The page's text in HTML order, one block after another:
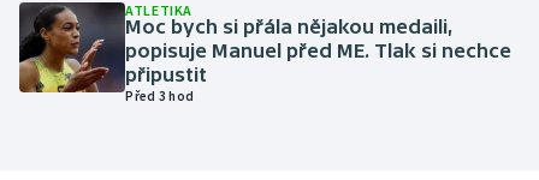
Parasport
Plavání
ATLETIKA
Moc bych si přála nějakou medaili,
popisuje Manuel před ME. Tlak si nechce
připustit
Před 3 hod